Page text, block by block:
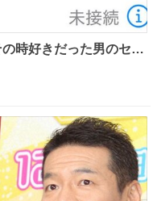
時好きだった男のセコ